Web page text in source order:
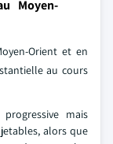
Moyen-
Orient et en
au cours
mais
alors que